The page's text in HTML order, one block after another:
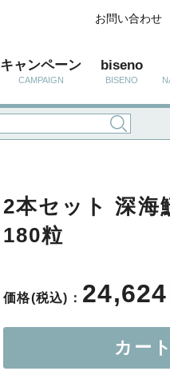
キャンペーン
CAMPAIGN
biseno
BISENO
お問い合わせ
2本セット 深海
180粒
価格(税込)： 24,624